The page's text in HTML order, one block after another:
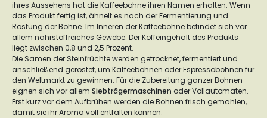
ihres Aussehens hat die Kaffeebohne ihren Namen erhalten. Wenn
das Produkt fertig ist, ähnelt es nach der Fermentierung und
Röstung der Bohne. Im Inneren der Kaffeebohne befindet sich vor
allem nährstoffreiches Gewebe. Der Koffeingehalt des Produkts
liegt zwischen 0,8 und 2,5 Prozent.
Die Samen der Steinfrüchte werden getrocknet, fermentiert und
anschließend geröstet, um Kaffeebohnen oder Espressobohnen für
den Weltmarkt zu gewinnen. Für die Zubereitung ganzer Bohnen
eignen sich vor allem Siebträgermaschinen oder Vollautomaten.
Erst kurz vor dem Aufbrühen werden die Bohnen frisch gemahlen,
damit sie ihr Aroma voll entfalten können.